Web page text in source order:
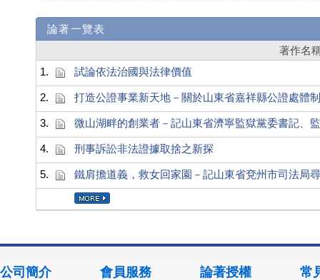
論著一覽表
著作名
1.
試論依法治國與法律價值
2. 打造公證事業新天地－關於山東省嘉祥縣公證處體
3. 微山湖畔的創業者－記山東省濟寧監獄黨委書記、
4. 刑事訴訟非法證據取捨之新探
5. 鐵肩擔道義，救女回家園－記山東省兗州市司法局
公司簡介 會員服務 論著授權 常